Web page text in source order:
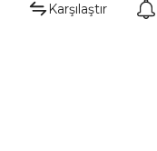
Karşılaştır